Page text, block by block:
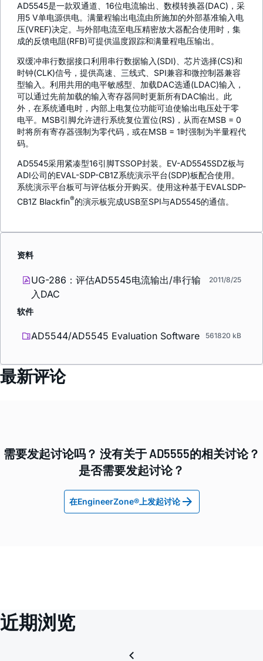
AD5545是一款双通道、16位电流输出、数模转换器(DAC)，采
用5 V单电源供电。满量程输出电流由所施加的外部基准输入电
压(VREF)决定。与外部电流至电压精密放大器配合使用时，集
成的反馈电阻(RFB)可提供温度跟踪和满量程电压输出。
双缓冲串行数据接口利用串行数据输入(SDI)、芯片选择(CS)和
时钟(CLK)信号，提供高速、三线式、SPI兼容和微控制器兼容
型输入。利用共用的电平敏感型、加载DAC选通(LDAC)输入，
可以通过先前加载的输入寄存器同时更新所有DAC输出。此
外，在系统通电时，内部上电复位功能可迫使输出电压处于零
电平。MSB引脚允许进行系统复位置位(RS)，从而在MSB = 0
时将所有寄存器强制为零代码，或在MSB = 1时强制为半量程代
码。
AD5545采用紧凑型16引脚TSSOP封装。EV-AD5545SDZ板与
ADI公司的EVAL-SDP-CB1Z系统演示平台(SDP)板配合使用。
系统演示平台板可与评估板分开购买。使用这种基于EVALSDP-
CB1Z Blackfin®的演示板完成USB至SPI与AD5545的通信。
资料
UG-286：评估AD5545电流输出/串行输
入DAC
2011/8/25
软件
AD5544/AD5545 Evaluation Software 561820 kB
最新评论
需要发起讨论吗？ 没有关于 AD5555的相关讨论？
是否需要发起讨论？
在EngineerZone®上发起讨论
近期浏览